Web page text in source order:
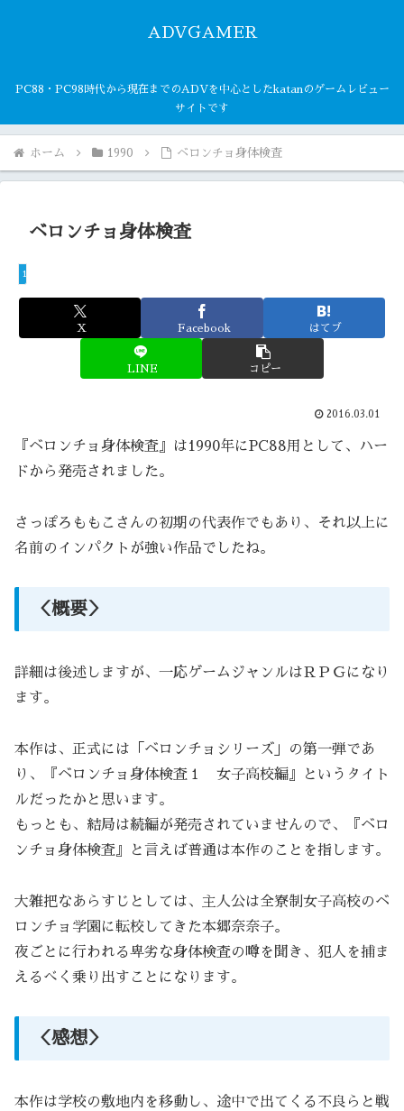
ADVGAMER
PC88・PC98時代から現在までのADVを中心としたkatanのゲームレビュー
サイトです
ホーム 1990 ベロンチョ身体検査
ベロンチョ身体検査
1990
X Facebook はてブ
LINE コピー
2016.03.01
『ベロンチョ身体検査』は1990年にPC88用として、ハー
ドから発売されました。
さっぽろももこさんの初期の代表作でもあり、それ以上に
名前のインパクトが強い作品でしたね。
＜概要＞
詳細は後述しますが、一応ゲームジャンルはＲＰＧになり
ます。
本作は、正式には「ベロンチョシリーズ」の第一弾であ
り、『ベロンチョ身体検査１ 女子高校編』というタイト
ルだったかと思います。
もっとも、結局は続編が発売されていませんので、『ベロ
ンチョ身体検査』と言えば普通は本作のことを指します。
大雑把なあらすじとしては、主人公は全寮制女子高校のベ
ロンチョ学園に転校してきた本郷奈奈子。
夜ごとに行われる卑劣な身体検査の噂を聞き、犯人を捕ま
えるべく乗り出すことになります。
＜感想＞
本作は学校の敷地内を移動し、途中で出てくる不良らと戦